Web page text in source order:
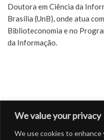
We value your privacy
We use cookies to
Doutora em Ciência da
Brasília (UnB), onde atua
Biblioteconomia e no
da Informação.